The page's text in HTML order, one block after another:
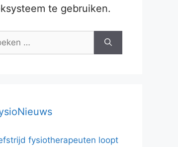
te gebruiken.
fysiotherapeuten loopt